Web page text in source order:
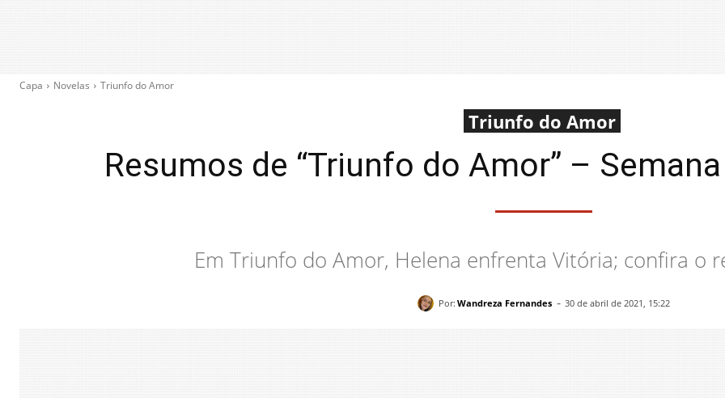
Capa Novelas Triunfo do Amor
Triunfo do Amor
Resumos de “Triunfo do Amor” –
Em Triunfo do Amor, Helena enfrenta Vitória; confira o
Por: Wandreza Fernandes - 30 de abril de 2021, 15:22